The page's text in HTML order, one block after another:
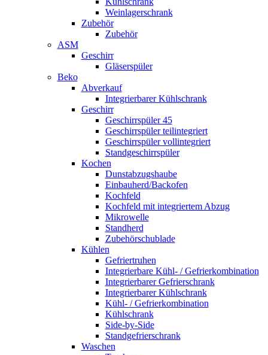
Weinlagerschrank
Zubehör
Zubehör
ASM
Geschirr
Gläserspüler
Beko
Abverkauf
Integrierbarer Kühlschrank
Geschirr
Geschirrspüler 45
Geschirrspüler teilintegriert
Geschirrspüler vollintegriert
Standgeschirrspüler
Kochen
Dunstabzugshaube
Einbauherd/Backofen
Kochfeld
Kochfeld mit integriertem Abzug
Mikrowelle
Standherd
Zubehörschublade
Kühlen
Gefriertruhen
Integrierbare Kühl- / Gefrierkombination
Integrierbarer Gefrierschrank
Integrierbarer Kühlschrank
Kühl- / Gefrierkombination
Kühlschrank
Side-by-Side
Standgefrierschrank
Waschen